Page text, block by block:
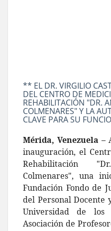
** EL DR. VIRGILIO
DEL CENTRO DE
REHABILITACIÓN "DR.
COLMENARES" Y LA
CLAVE PARA SU
Mérida, Venezuela –
inauguración, el
Rehabilitación
Colmenares", una
Fundación Fondo de
del Personal Docente
Universidad de los
Asociación de